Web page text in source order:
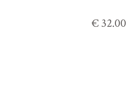
€ 32.00